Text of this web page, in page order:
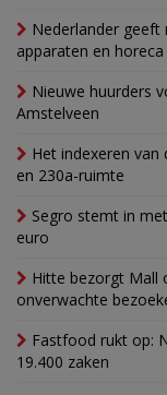
Nederlander geeft
apparaten en horeca
Nieuwe huurders
Amstelveen
Het indexeren
en 230a-ruimte
Segro stemt in
euro
Hitte bezorgt Mall
onverwachte
Fastfood rukt op:
19.400 zaken